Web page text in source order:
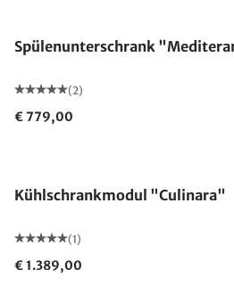
Spülenunterschrank
(2)
€ 779,00
Kühlschrankmodul "Culinara"
(1)
€ 1.389,00